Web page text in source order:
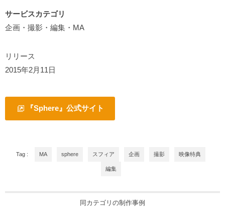
サービスカテゴリ
企画・撮影・編集・MA
リリース
2015年2月11日
『Sphere』公式サイト
Tag : MA sphere スフィア 企画 撮影 映像特典
編集
同カテゴリの制作事例